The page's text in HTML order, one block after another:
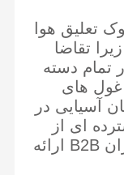
تعلیق هوا
تقاضا
تمام دسته
غول های
آسیایی در
ای از
گزینه های منابع را برای خریداران B2B ارائه